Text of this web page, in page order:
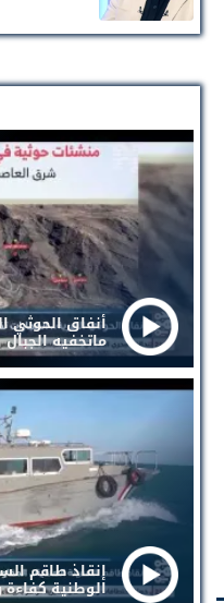
أنفاق الحوثي
ماتخفيه الجبال
إنقاذ طاقم
الوطنية كفاءة